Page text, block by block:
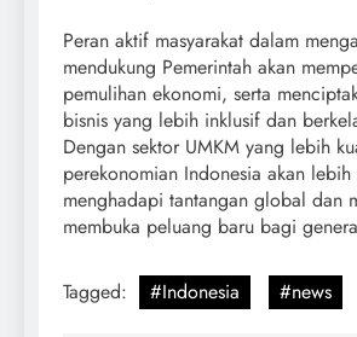
Peran aktif masyarakat dalam
mendukung Pemerintah akan
pemulihan ekonomi, serta
bisnis yang lebih inklusif dan
Dengan sektor UMKM yang lebih
perekonomian Indonesia akan
menghadapi tantangan global dan
membuka peluang baru bagi
Tagged: #Indonesia #news